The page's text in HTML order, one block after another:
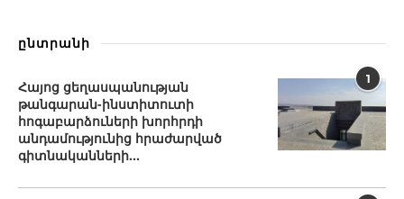
ընտրանի
1
Հայոց ցեղասպանության
թանգարան-ինստիտուտի
հոգաբարձուների խորհրդի
անդամությունից հրաժարված
գիտնականների...